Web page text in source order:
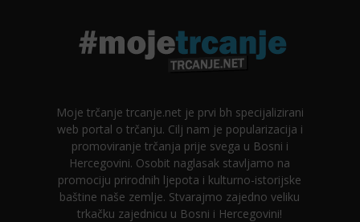
Moje trčanje trcanje.net je prvi bh specijalizirani
web portal o trčanju. Cilj nam je popularizacija i
promoviranje trčanja prije svega u Bosni i
Hercegovini. Osobit naglasak stavljamo na
promociju prirodnih ljepota i kulturno-istorijske
baštine naše zemlje. Stvarajmo zajedno veliku
trkačku zajednicu u Bosni i Hercegovini!